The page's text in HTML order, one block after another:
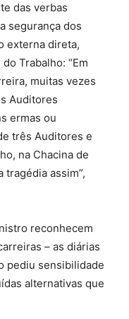
das verbas
segurança dos
externa direta,
Trabalho: “Em
muitas vezes
Auditores
ermas ou
três Auditores e
na Chacina de
tragédia assim”,
reconhecem
– as diárias
pediu sensibilidade
alternativas que